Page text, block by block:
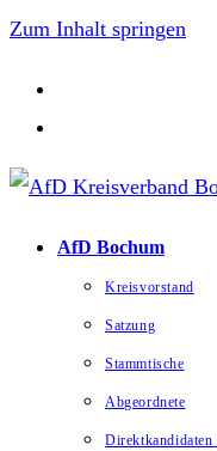
Zum Inhalt springen
AfD Bochum
Kreisvorstand
Satzung
Stammtische
Abgeordnete